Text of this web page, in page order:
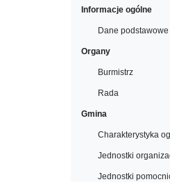
Informacje ogólne
Dane podstawowe
Organy
Burmistrz
Rada
Gmina
Charakterystyka
Jednostki
Jednostki